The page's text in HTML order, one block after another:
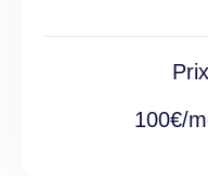
100€/